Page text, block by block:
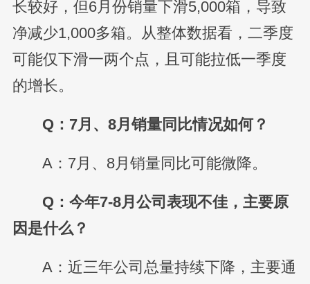
长较好，但6月份销量下滑5,000箱，导致
净减少1,000多箱。从整体数据看，二季度
可能仅下滑一两个点，且可能拉低一季度
的增长。
Q：7月、8月销量同比情况如何？
A：7月、8月销量同比可能微降。
Q：今年7-8月公司表现不佳，主要原
因是什么？
A：近三年公司总量持续下降，主要通